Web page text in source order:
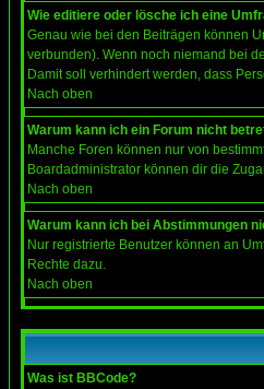
Wie editiere oder lösche ich eine
Genau wie bei den Beiträgen können
verbunden). Wenn noch niemand bei
Damit soll verhindert werden, dass
Nach oben
Warum kann ich ein Forum nicht
Manche Foren können nur von
Boardadministrator können dir die
Nach oben
Warum kann ich bei Abstimmungen
Nur registrierte Benutzer können an
Rechte dazu.
Nach oben
Was ist BBCode?